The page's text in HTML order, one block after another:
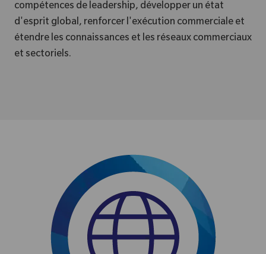
compétences de leadership, développer un état
d'esprit global, renforcer l'exécution commerciale et
étendre les connaissances et les réseaux commerciaux
et sectoriels.